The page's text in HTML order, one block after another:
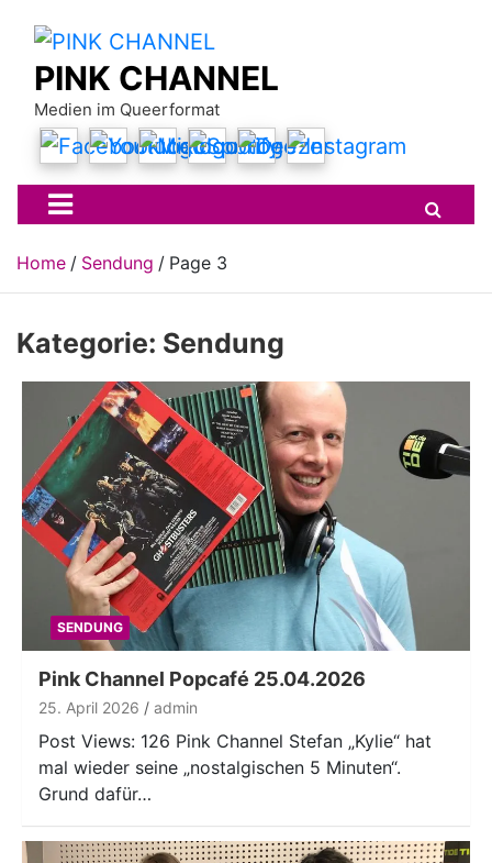
contentPINK CHANNEL
Medien im Queerformat
Home Sendung Page 3
Kategorie: Sendung
SENDUNG
Pink Channel Popcafé 25.04.2026
25. April 2026 admin
Post Views: 126 Pink Channel Stefan „Kylie“ hat
mal wieder seine „nostalgischen 5 Minuten“.
Grund dafür…